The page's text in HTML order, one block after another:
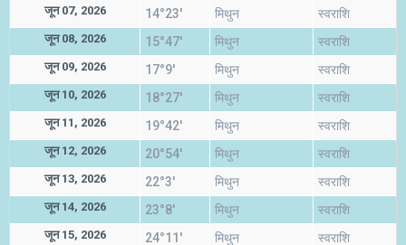
जून 07, 2026 14°23' मिथुन स्वराशि
जून 08, 2026 15°47' मिथुन स्वराशि
जून 09, 2026 17°9' मिथुन स्वराशि
जून 10, 2026 18°27' मिथुन स्वराशि
जून 11, 2026 19°42' मिथुन स्वराशि
जून 12, 2026 20°54' मिथुन स्वराशि
जून 13, 2026 22°3' मिथुन स्वराशि
जून 14, 2026 23°8' मिथुन स्वराशि
जून 15, 2026 24°11' मिथुन स्वराशि